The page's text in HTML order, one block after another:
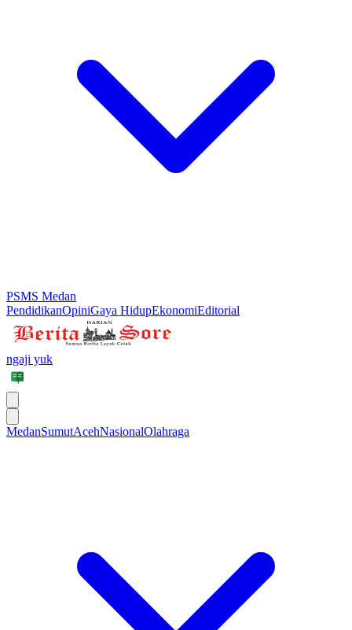
PSMS Medan
PendidikanOpiniGaya HidupEkonomiEditorial
ngaji yuk
MedanSumutAcehNasionalOlahraga